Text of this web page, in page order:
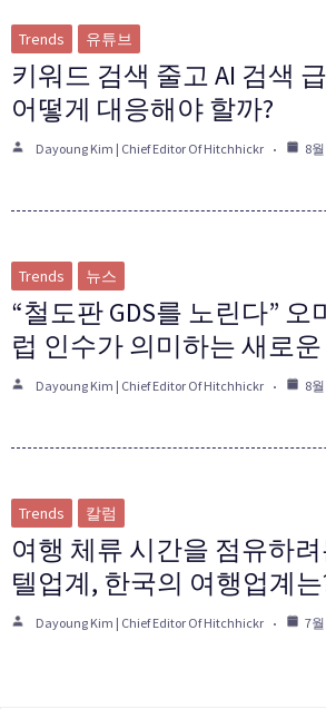
Trends 유튜브
키워드 검색 줄고 AI 검색
어떻게 대응해야 할까?
Dayoung Kim | Chief Editor Of Hitchhickr 8
Trends 뉴스
“철도판 GDS를 노린다”
럽 인수가 의미하는 새로
Dayoung Kim | Chief Editor Of Hitchhickr 8
Trends 칼럼
여행 체류 시간을 점유하
텔업계, 한국의 여행업계는
Dayoung Kim | Chief Editor Of Hitchhickr 7월